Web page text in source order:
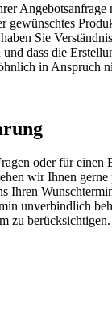
Angebotsanfrage
gewünschtes
Sie
dass die
in Anspruch
oder für einen
wir Ihnen gerne
Ihren
unverbindlich
zu berücksichtigen.